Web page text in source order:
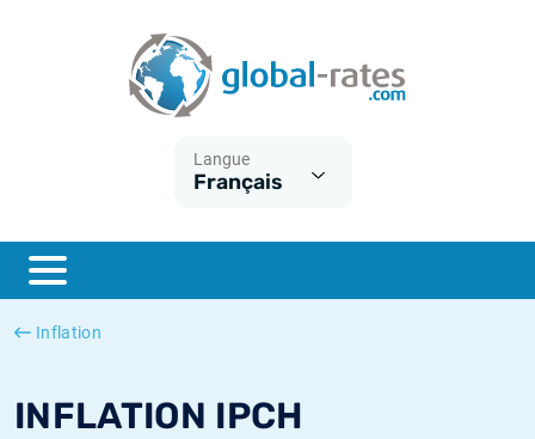
Langue
Français
Inflation
INFLATION IPCH
ESTER
SONIA
Qu'est-ce que l'inflation IPC?
Qu'est-ce que l'inflation IPCH?
Inflation Canadien
Inflation Europeenne
Taux Euribor historiques
Taux ESTER historiques
Taux SONIA historiques
Taux TONAR historiques
Calculateur d’inflation